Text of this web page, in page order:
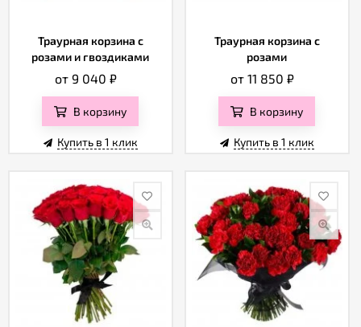
ОтзывыТраурная корзина с
розами и гвоздиками
от 9 040 ₽
В корзину
Купить в 1 клик
Траурная корзина с
розами
от 11 850 ₽
В корзину
Купить в 1 клик